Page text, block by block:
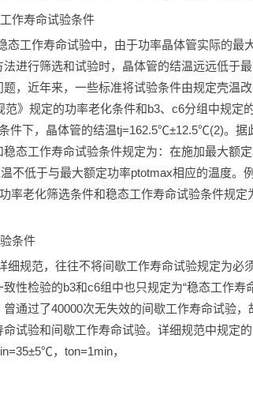
作寿命试验条件
态工作寿命试验中，由于功率晶体管实际的最
进行筛选和试验时，晶体管的结温远远低于
，近年来，一些标准将试验条件由规定壳温
范》规定的功率老化条件和b3、c6分组中规定
件下，晶体管的结温tj=162.5℃±12.5℃(2)。据
态工作寿命试验条件规定为：在施加最大额
不低于与最大额定功率ptotmax相应的温度。
老化筛选条件和稳态工作寿命试验条件规定
条件
细规范，往往不将间歇工作寿命试验规定为必
性检验的b3和c6组中也只规定为“稳态工作寿
通过了40000次无失效的间歇工作寿命试验
试验和间歇工作寿命试验。详细规范中规定
，ton=1min，